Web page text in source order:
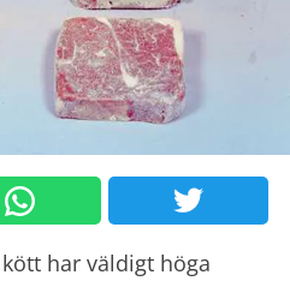
har väldigt höga